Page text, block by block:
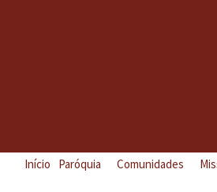
Início Paróquia Comunidades